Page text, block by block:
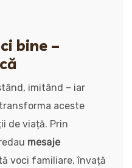
bine –
imitând – iar
aceste
de viață. Prin
mesaje
voci familiare, învață